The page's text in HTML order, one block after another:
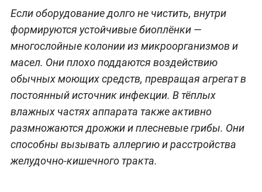
Если оборудование долго не чистить, внутри
формируются устойчивые биоплёнки —
многослойные колонии из микроорганизмов и
масел. Они плохо поддаются воздействию
обычных моющих средств, превращая агрегат в
постоянный источник инфекции. В тёплых
влажных частях аппарата также активно
размножаются дрожжи и плесневые грибы. Они
способны вызывать аллергию и расстройства
желудочно-кишечного тракта.